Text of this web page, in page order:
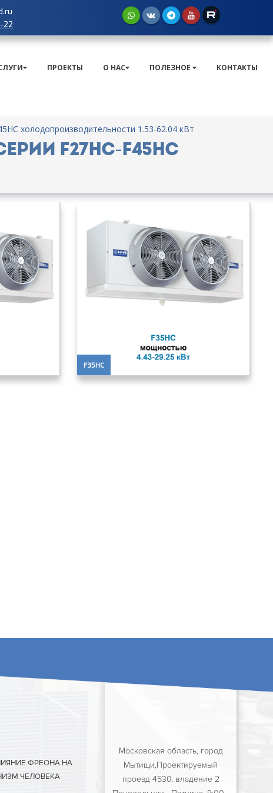
22
ПРОЕКТЫ О НАС ПОЛЕЗНОЕ КОНТАКТЫ
холодопроизводительности 1.53-62.04 кВт
F27HC-F45HC
F35HC
ФРЕОНА НА
ЧЕЛОВЕКА
Московская область, город
Мытищи,Проектируемый
проезд 4530, владение 2